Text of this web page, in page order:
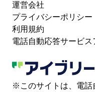
運営会社
プライバシーポリシー
利用規約
電話自動応答サービス
※このサイトは、電話